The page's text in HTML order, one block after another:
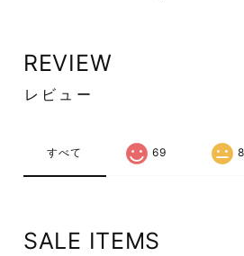
REVIEW
レビュー
すべて 69 8
SALE ITEMS